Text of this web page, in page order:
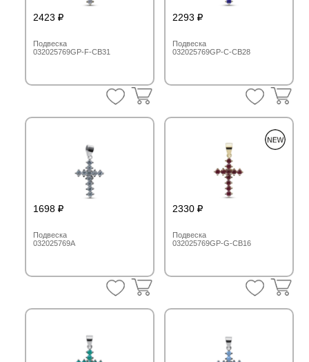
2293
Подвеска
032025769GP-C-CB28
2423
Подвеска
032025769GP-F-CB31
2330
Подвеска
032025769GP-G-CB16
1698
Подвеска
032025769A